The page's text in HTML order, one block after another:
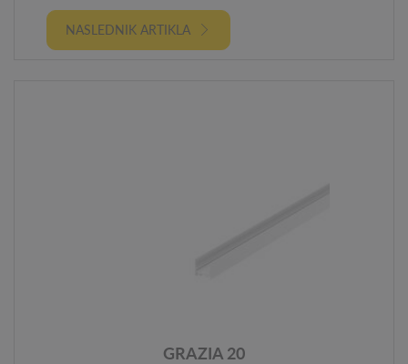
NASLEDNIK ARTIKLA
GRAZIA 20